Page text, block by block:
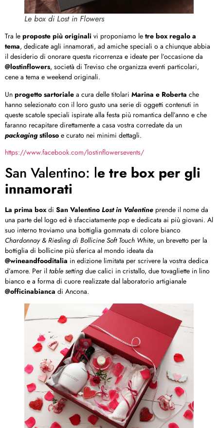
Le box di Lost in Flowers
Tra le proposte più originali vi proponiamo le tre box regalo a
tema, dedicate agli innamorati, ad amiche speciali o a chiunque abbia
il desiderio di onorare questa ricorrenza e ideate per l’occasione da
@lostinflowers, società di Treviso che organizza eventi particolari,
cene a tema e weekend originali.
Un progetto sartoriale a cura delle titolari Marina e Roberta che
hanno selezionato con il loro gusto una serie di oggetti contenuti in
queste scatole speciali ispirate alla festa più romantica dell’anno e che
faranno recapitare direttamente a casa vostra corredate da un
packaging stiloso e curato nei minimi dettagli.
https://www.facebook.com/lostinflowersevents/
San Valentino: le tre box per gli
innamorati
La prima boxdi San Valentino Lost in Valentine prende il nome da
una parte del logo ed è sfacciatamente pop e dedicata ai più giovani. Al
suo interno troviamo una bottiglia gommata di colore bianco
Chardonnay & Riesling di Bollicine Soft Touch White, un brevetto per la
bottiglia di bollicine più sferica al mondo ideata da
@wineandfooditalia in edizione limitata per scrivere la vostra dedica
d’amore. Per il table setting due calici in cristallo, due tovagliette in lino
bianco e a forma di cuore realizzate dal laboratorio artigianale
@officinabianca di Ancona.